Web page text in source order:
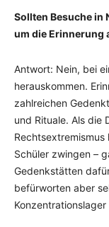
Sollten Besuche in
um die Erinnerung
Antwort: Nein, bei
herauskommen.
zahlreichen
und Rituale. Als die
Schüler zwingen –
Gedenkstätten
befürworten aber